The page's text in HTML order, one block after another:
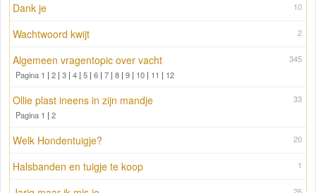
10
Dank je
2
Wachtwoord kwijt
345
Algemeen vragentopic over vacht
Pagina 1 | 2 | 3 | 4 | 5 | 6 | 7 | 8 | 9 | 10 | 11 | 12
33
Ollie plast ineens in zijn mandje
Pagina 1 | 2
20
Welk Hondentuigje?
1
Halsbanden en tuigje te koop